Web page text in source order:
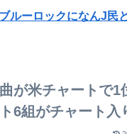
APPLE、マジ
が米チャートで1
6組がチャート入